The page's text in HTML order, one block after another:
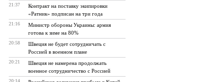
21:37
​Контракт на поставку экипировки
«Ратник» подписан на три года
21:16
​Министр обороны Украины: армия
готова к зиме на 80%
20:58
​Швеция не будет сотрудничать с
Россией в военном плане
20:21
Швеция не намерена продолжать
военное сотрудничество с Россией
20:14